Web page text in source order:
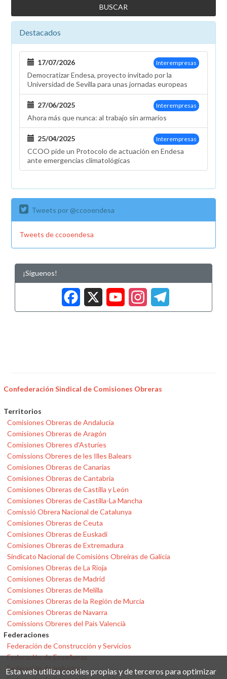
Destacados
Interempresas
17/07/2026
Democratizar Endesa, proyecto invitado por la
Universidad de Sevilla para unas jornadas europeas
Interempresas
27/06/2025
Ahora más que nunca: al trabajo sin armarios
Interempresas
25/04/2025
CCOO pide un Protocolo de actuación en Endesa
ante emergencias climatológicas
Tweets por @ccooendesa
Tweets de ccooendesa
¡Síguenos!
Facebook
X
Confederación Sindical de Comisiones Obreras
Territorios
Comisiones Obreras de Andalucía
Comisiones Obreras de Aragón
Comisiones Obreres d'Asturies
Comissions Obreres de les Illes Balears
Comisiones Obreras de Canarias
Comisiones Obreras de Cantabria
Comisiones Obreras de Castilla y León
Comisiones Obreras de Castilla-La Mancha
Comissió Obrera Nacional de Catalunya
Comisiones Obreras de Ceuta
Comisiones Obreras de Euskadi
Comisiones Obreras de Extremadura
Sindicato Nacional de Comisións Obreiras de Galicia
Comisiones Obreras de La Rioja
Comisiones Obreras de Madrid
Comisiones Obreras de Melilla
Comisiones Obreras de la Región de Murcia
Comisiones Obreras de Navarra
Comissions Obreres del País Valencià
Federaciones
Federación de Construcción y Servicios
Federación de Enseñanza
Federación de Industria
Esta web utiliza cookies propias y de terceros para optimizar